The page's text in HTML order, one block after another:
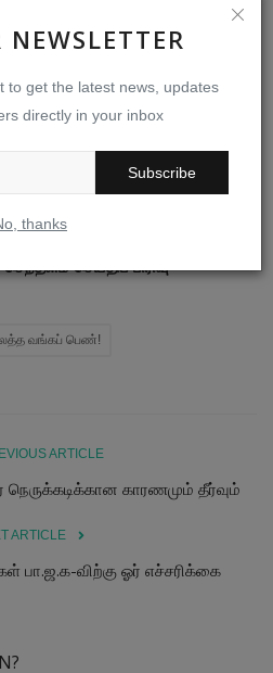
to get the latest news, updates
directly in your inbox
Subscribe
thanks
செந்தளம் செய்திப் பிரிவு
வங்கப் பெண்!
ARTICLE
காரணமும் தீர்வும்
ARTICLE
பா.ஜ.க-விற்கு ஓர் எச்சரிக்கை